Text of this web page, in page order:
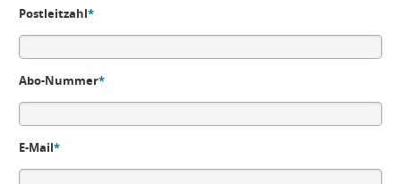
Postleitzahl*
Abo-Nummer*
E-Mail*